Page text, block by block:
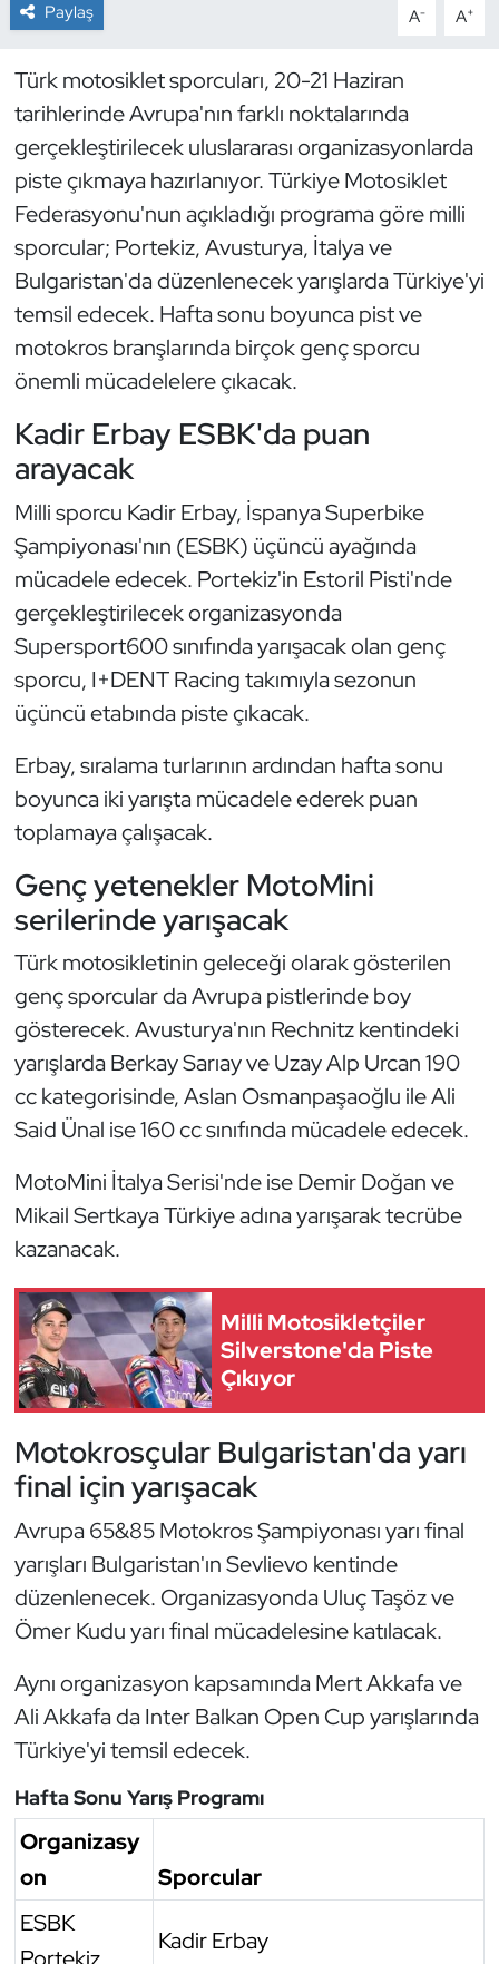
Paylaş A- A+
Türk motosiklet sporcuları, 20-21 Haziran
tarihlerinde Avrupa'nın farklı noktalarında
gerçekleştirilecek uluslararası organizasyonlarda
piste çıkmaya hazırlanıyor. Türkiye Motosiklet
Federasyonu'nun açıkladığı programa göre milli
sporcular; Portekiz, Avusturya, İtalya ve
Bulgaristan'da düzenlenecek yarışlarda Türkiye'yi
temsil edecek. Hafta sonu boyunca pist ve
motokros branşlarında birçok genç sporcu
önemli mücadelelere çıkacak.
Kadir Erbay ESBK'da puan
arayacak
Milli sporcu Kadir Erbay, İspanya Superbike
Şampiyonası'nın (ESBK) üçüncü ayağında
mücadele edecek. Portekiz'in Estoril Pisti'nde
gerçekleştirilecek organizasyonda
Supersport600 sınıfında yarışacak olan genç
sporcu, I+DENT Racing takımıyla sezonun
üçüncü etabında piste çıkacak.
Erbay, sıralama turlarının ardından hafta sonu
boyunca iki yarışta mücadele ederek puan
toplamaya çalışacak.
Genç yetenekler MotoMini
serilerinde yarışacak
Türk motosikletinin geleceği olarak gösterilen
genç sporcular da Avrupa pistlerinde boy
gösterecek. Avusturya'nın Rechnitz kentindeki
yarışlarda Berkay Sarıay ve Uzay Alp Urcan 190
cc kategorisinde, Aslan Osmanpaşaoğlu ile Ali
Said Ünal ise 160 cc sınıfında mücadele edecek.
MotoMini İtalya Serisi'nde ise Demir Doğan ve
Mikail Sertkaya Türkiye adına yarışarak tecrübe
kazanacak.
Milli Motosikletçiler
Silverstone'da Piste
Çıkıyor
Motokrosçular Bulgaristan'da yarı
final için yarışacak
Avrupa 65&85 Motokros Şampiyonası yarı final
yarışları Bulgaristan'ın Sevlievo kentinde
düzenlenecek. Organizasyonda Uluç Taşöz ve
Ömer Kudu yarı final mücadelesine katılacak.
Aynı organizasyon kapsamında Mert Akkafa ve
Ali Akkafa da Inter Balkan Open Cup yarışlarında
Türkiye'yi temsil edecek.
Hafta Sonu Yarış Programı
Organizasy
on
Sporcular
ESBK
Kadir Erbay
Dans Sporları
Dövüş Sanatı
E-Spor
Eskrim
Futbol
Futsal
Genel
Golf
Güreş
Halter
Hava Sporları
Hentbol
İşitme Engelli Sporcular
Judo ve Kuraş
Kano ve Rafting
Kayak
Kempo
Kick Boks
Kürek
Modern Pentatlon
Muay Thai
Okçuluk
Optimist
Oryantiring
Özel Sporcular
Paralimpik
Satranç
Sualtı Sporları
Tekvando
Tenis